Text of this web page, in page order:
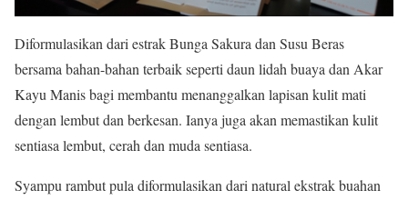
Diformulasikan dari estrak Bunga Sakura dan Susu Beras
bersama bahan-bahan terbaik seperti daun lidah buaya dan Akar
Kayu Manis bagi membantu menanggalkan lapisan kulit mati
dengan lembut dan berkesan. Ianya juga akan memastikan kulit
sentiasa lembut, cerah dan muda sentiasa.
Syampu rambut pula diformulasikan dari natural ekstrak buahan